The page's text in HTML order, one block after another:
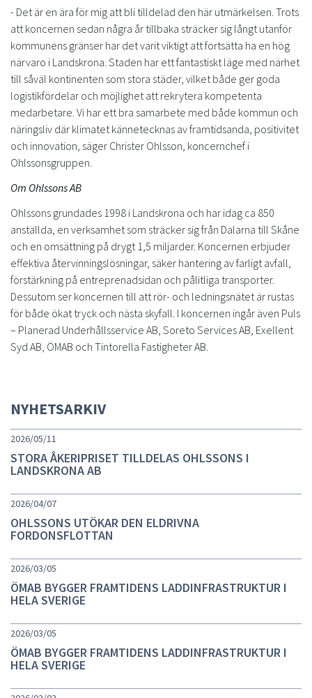
- Det är en ära för mig att bli tilldelad den här utmärkelsen. Trots
att koncernen sedan några år tillbaka sträcker sig långt utanför
kommunens gränser har det varit viktigt att fortsätta ha en hög
närvaro i Landskrona. Staden har ett fantastiskt läge med närhet
till såväl kontinenten som stora städer, vilket både ger goda
logistikfördelar och möjlighet att rekrytera kompetenta
medarbetare. Vi har ett bra samarbete med både kommun och
näringsliv där klimatet kännetecknas av framtidsanda, positivitet
och innovation, säger Christer Ohlsson, koncernchef i
Ohlssonsgruppen.
Om Ohlssons AB
Ohlssons grundades 1998 i Landskrona och har idag ca 850
anställda, en verksamhet som sträcker sig från Dalarna till Skåne
och en omsättning på drygt 1,5 miljarder. Koncernen erbjuder
effektiva återvinningslösningar, säker hantering av farligt avfall,
förstärkning på entreprenadsidan och pålitliga transporter.
Dessutom ser koncernen till att rör- och ledningsnätet är rustas
för både ökat tryck och nästa skyfall. I koncernen ingår även Puls
– Planerad Underhållsservice AB, Soreto Services AB, Exellent
Syd AB, ÖMAB och Tintorella Fastigheter AB.
NYHETSARKIV
2026/05/11
STORA ÅKERIPRISET TILLDELAS OHLSSONS I
LANDSKRONA AB
2026/04/07
OHLSSONS UTÖKAR DEN ELDRIVNA
FORDONSFLOTTAN
2026/03/05
ÖMAB BYGGER FRAMTIDENS LADDINFRASTRUKTUR I
HELA SVERIGE
2026/03/05
ÖMAB BYGGER FRAMTIDENS LADDINFRASTRUKTUR I
HELA SVERIGE